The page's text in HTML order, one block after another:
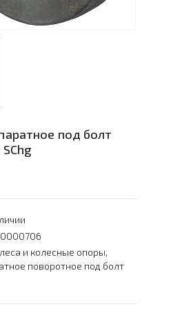
под болт
и колесные опоры,
поворотное под болт